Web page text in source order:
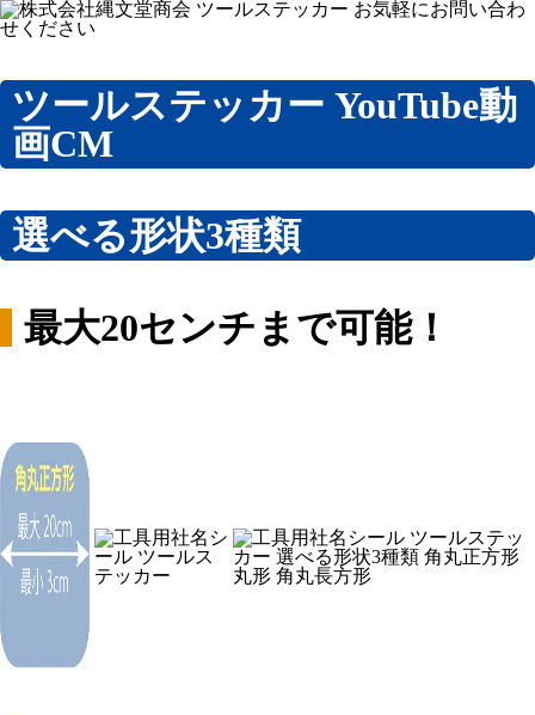
ツールステッカー YouTube動
画CM
選べる形状3種類
最大20センチまで可能！